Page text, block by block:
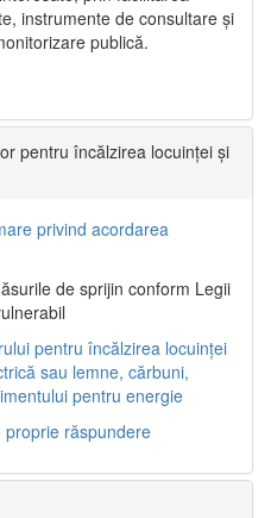
instrumente de consultare și
publică.
pentru încălzirea locuinței și
privind acordarea
de sprijin conform Legii
pentru încălzirea locuinței
sau lemne, cărbuni,
pentru energie
răspundere